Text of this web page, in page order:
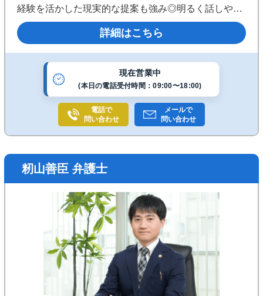
経験を活かした現実的な提案も強み◎明るく話しやす
い人柄で、会社に言い出しづらいお悩みも解決まで伴
走します《代々木駅徒歩3分／夜間・休日相談可／分
割・後払い相談可》
詳細はこちら
現在営業中
(本日の電話受付時間：09:00〜18:00)
電話で
問い合わせ
メールで
問い合わせ
籾山善臣 弁護士